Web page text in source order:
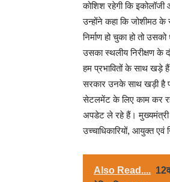
कोशिश रहेगी कि इकोलॉजी
उन्होंने कहा कि जोशीमठ
निर्माण हो चुका हो तो
उसका स्थलीय निरीक्षण के
हम प्रभावितों के साथ खड़े
सरकार उनके साथ खड़ी है
सेटलमेंट के लिए काम कर रहे
अपडेट ले रहे हैं। मुख्यमंत्री
उच्चाधिकारियों, आयुक्त एवं
Also Read....